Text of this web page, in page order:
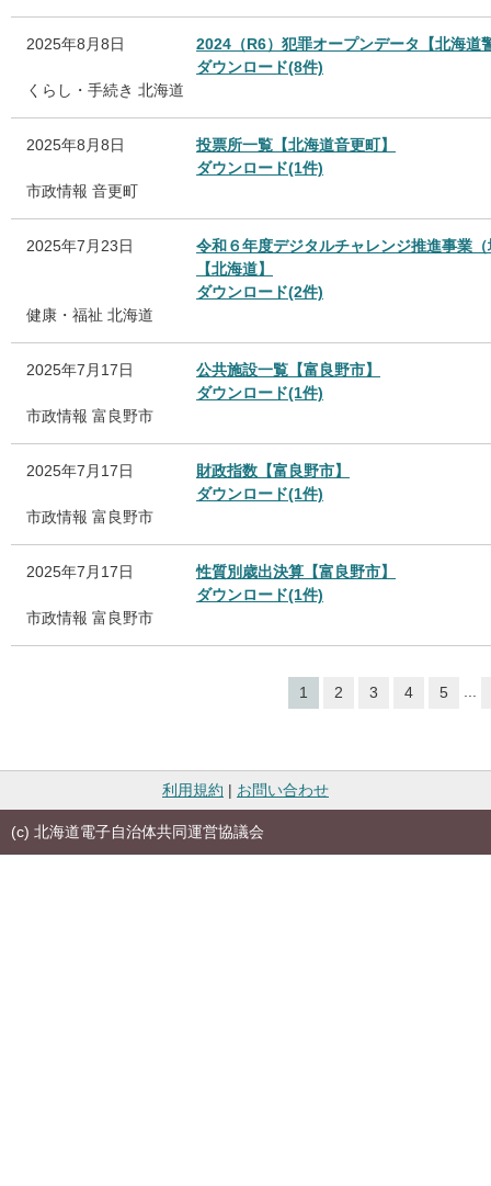
2025年8月8日
2024（R6）犯罪オープンデータ【北海道
ダウンロード(8件)
くらし・手続き 北海道
2025年8月8日
投票所一覧【北海道音更町】
ダウンロード(1件)
市政情報 音更町
2025年7月23日
令和６年度デジタルチャレンジ推進事業
【北海道】
ダウンロード(2件)
健康・福祉 北海道
2025年7月17日
公共施設一覧【富良野市】
ダウンロード(1件)
市政情報 富良野市
2025年7月17日
財政指数【富良野市】
ダウンロード(1件)
市政情報 富良野市
2025年7月17日
性質別歳出決算【富良野市】
ダウンロード(1件)
市政情報 富良野市
1 2 3 4 5 ...
利用規約 | お問い合わせ
(c) 北海道電子自治体共同運営協議会